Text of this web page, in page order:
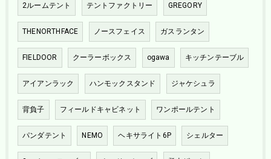
2ルームテント テントファクトリー GREGORY
THENORTHFACE ノースフェイス ガスランタン
FIELDOOR クーラーボックス ogawa キッチンテーブル
アイアンラック ハンモックスタンド ジャケシュラ
背負子 フィールドキャビネット ワンポールテント
パンダテント NEMO ヘキサライト6P シェルター